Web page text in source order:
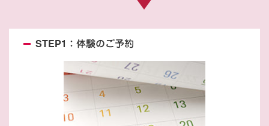
STEP1：体験のご予約